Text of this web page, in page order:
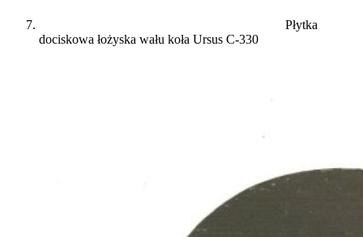
Płytka
dociskowa łożyska wału koła Ursus C-330